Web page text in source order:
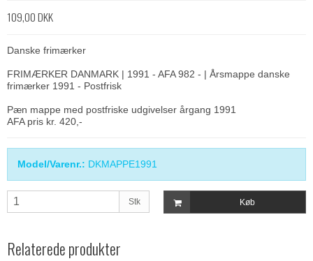
109,00 DKK
Danske frimærker
FRIMÆRKER DANMARK | 1991 - AFA 982 - | Årsmappe danske
frimærker 1991 - Postfrisk
Pæn mappe med postfriske udgivelser årgang 1991
AFA pris kr. 420,-
Model/Varenr.: DKMAPPE1991
Stk Køb
Relaterede produkter